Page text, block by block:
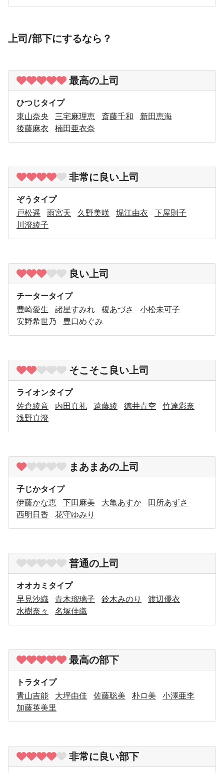
上司/部下にするなら？
最高の上司
ひつじタイプ
東山奈央
三宅麻理恵 斎藤千和
新田恵海
後藤麻衣
楠田亜衣奈
非常に良い上司
ぞうタイプ
戸松遥
雨宮天 久野美咲 堀江由衣
下屋則子
川澄綾子
良い上司
チータータイプ
豊崎愛生
諸星すみれ 榎あづさ
小松未可子
安野希世乃
豊口めぐみ
そこそこ良い上司
ライオンタイプ
佐倉綾音
内田真礼 遠藤綾 徳井青空
竹達彩奈
浅野真澄
まあまあの上司
子じかタイプ
伊藤かな恵
下田麻美 大亀あすか
田所あずさ
西明日香
花守ゆみり
普通の上司
オオカミタイプ
早見沙織
青木瑠璃子 鈴木みのり
渡辺優衣
水樹奈々
名塚佳織
最高の部下
トラタイプ
青山吉能
大坪由佳 佐藤聡美 朴ロ美
小澤亜李
加藤英美里
非常に良い部下